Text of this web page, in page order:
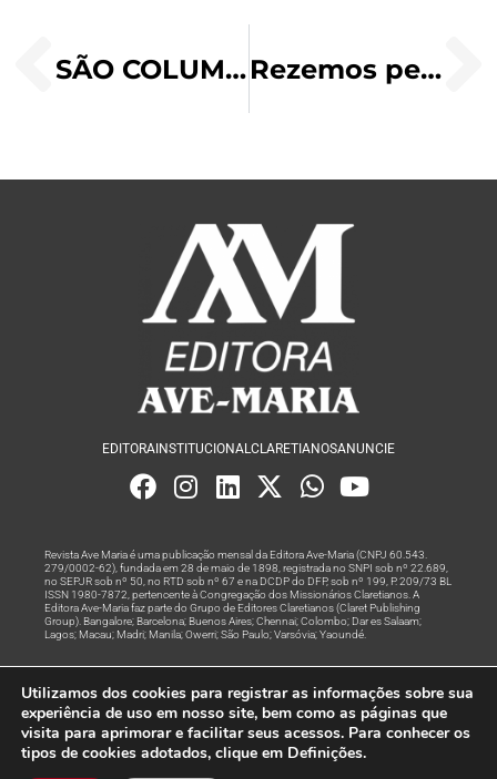
SÃO COLUMBANO, ABADE (543-615), 23 DE NOVEMBRO Rezemos pelos nossos conhecidos e entes queridos falecidos
EDITORA INSTITUCIONALCLARETIANOSANUNCIE
Revista Ave Maria é uma publicação mensal da Editora Ave-Maria (CNPJ 60.543.
279/0002-62), fundada em 28 de maio de 1898, registrada no SNPI sob nº 22.689,
no SEPJR sob nº 50, no RTD sob nº 67 e na DCDP do DFP, sob nº 199, P. 209/73 BL
ISSN 1980-7872, pertencente à Congregação dos Missionários Claretianos. A
Editora Ave-Maria faz parte do Grupo de Editores Claretianos (Claret Publishing
Group). Bangalore; Barcelona; Buenos Aires; Chennai; Colombo; Dar es Salaam;
Lagos; Macau; Madri; Manila; Owerri; São Paulo; Varsóvia; Yaoundé.
Rede
© Todos os Direitos Reservados
Utilizamos dos cookies para registrar as informações sobre sua
experiência de uso em nosso site, bem como as páginas que
visita para aprimorar e facilitar seus acessos. Para conhecer os
tipos de cookies adotados, clique em Definições.